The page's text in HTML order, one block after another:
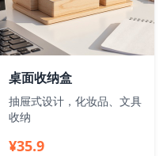
桌面收纳盒
抽屉式设计，化妆品、文具
收纳
¥35.9